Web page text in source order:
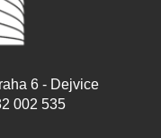
6 - Dejvice
002 535